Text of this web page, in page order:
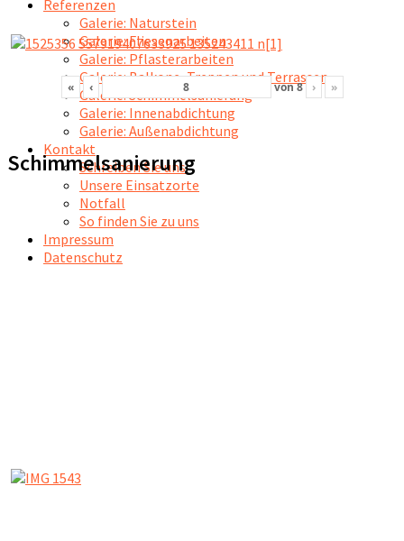
Referenzen
Galerie: Naturstein
Galerie: Fliesenarbeiten
Galerie: Pflasterarbeiten
Galerie: Balkone, Treppen und Terrassen
Galerie: Schimmelsanierung
Galerie: Innenabdichtung
Galerie: Außenabdichtung
Kontakt
Schreiben Sie uns
Unsere Einsatzorte
Notfall
So finden Sie zu uns
Impressum
Datenschutz
« ‹ von8 › »
Schimmelsanierung